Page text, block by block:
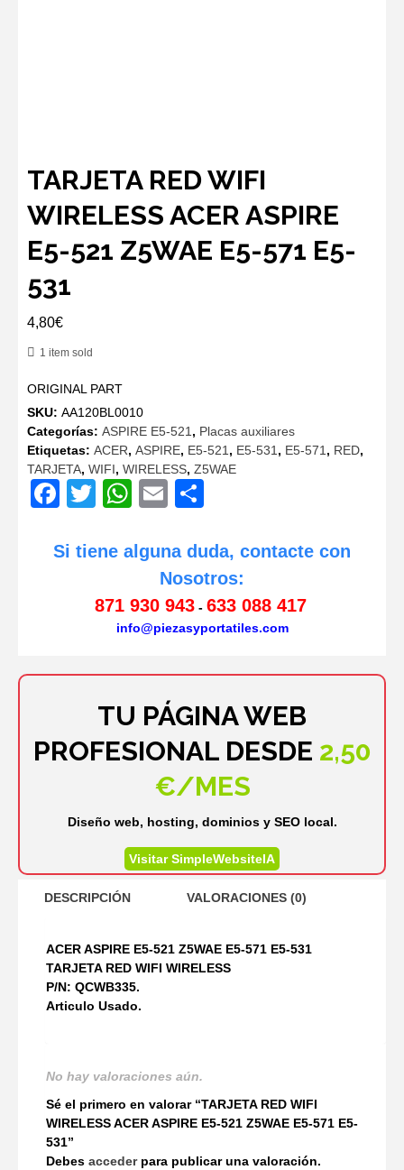
TARJETA RED WIFI
WIRELESS ACER ASPIRE
E5-521 Z5WAE E5-571 E5-
531
4,80€
1 item sold
ORIGINAL PART
SKU: AA120BL0010
Categorías: ASPIRE E5-521 , Placas auxiliares
Etiquetas: ACER, ASPIRE, E5-521 , E5-531 , E5-571 , RED,
TARJETA, WIFI, WIRELESS, Z5WAE
Facebook
TwitterWhatsApp
Email
Si tiene alguna duda, contacte con
Nosotros:
871 930 943- 633 088 417
info@piezasyportatiles.com
TU PÁGINA WEB
PROFESIONAL DESDE 2,50
€/MES
Diseño web, hosting, dominios y SEO local.
Visitar SimpleWebsiteIA
DESCRIPCIÓN VALORACIONES (0)
ACER ASPIRE E5-521 Z5WAE E5-571 E5-531
TARJETA RED WIFI WIRELESS
P/N: QCWB335.
Articulo Usado.
No hay valoraciones aún.
Sé el primero en valorar “TARJETA RED WIFI
WIRELESS ACER ASPIRE E5-521 Z5WAE E5-571 E5-
531”
Debes accederpara publicar una valoración.